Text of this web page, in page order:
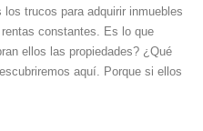
trucos para adquirir inmuebles
constantes. Es lo que
ellos las propiedades? ¿Qué
aquí. Porque si ellos